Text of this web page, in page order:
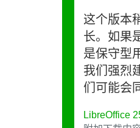
这个版本
长。如果
是保守型
我们强烈
们可能会
LibreOffice